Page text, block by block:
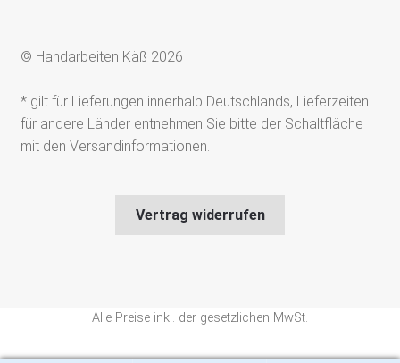
© Handarbeiten Käß 2026
* gilt für Lieferungen innerhalb Deutschlands, Lieferzeiten
für andere Länder entnehmen Sie bitte der Schaltfläche
mit den Versandinformationen.
Vertrag widerrufen
Alle Preise inkl. der gesetzlichen MwSt.